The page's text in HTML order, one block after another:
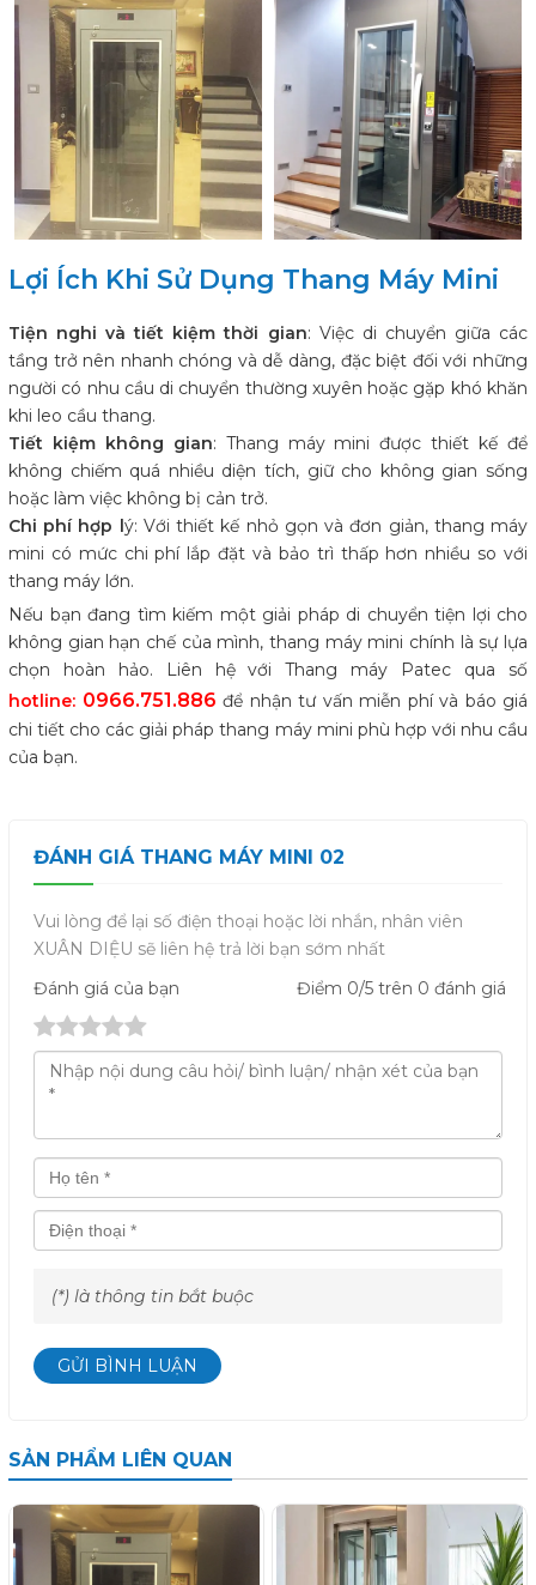
Lợi Ích Khi Sử Dụng Thang Máy Mini
Tiện nghi và tiết kiệm thời gian: Việc di chuyển giữa các
tầng trở nên nhanh chóng và dễ dàng, đặc biệt đối với những
người có nhu cầu di chuyển thường xuyên hoặc gặp khó khăn
khi leo cầu thang.
Tiết kiệm không gian: Thang máy mini được thiết kế để
không chiếm quá nhiều diện tích, giữ cho không gian sống
hoặc làm việc không bị cản trở.
Chi phí hợp l ý: Với thiết kế nhỏ gọn và đơn giản, thang máy
mini có mức chi phí lắp đặt và bảo trì thấp hơn nhiều so với
thang máy lớn.
Nếu bạn đang tìm kiếm một giải pháp di chuyển tiện lợi cho
không gian hạn chế của mình, thang máy mini chính là sự lựa
chọn hoàn hảo. Liên hệ với Thang máy Patec qua số
hotline: 0966.751.886 để nhận tư vấn miễn phí và báo giá
chi tiết cho các giải pháp thang máy mini phù hợp với nhu cầu
của bạn.
ĐÁNH GIÁ THANG MÁY MINI 02
Vui lòng để lại số điện thoại hoặc lời nhắn, nhân viên
XUÂN DIỆU sẽ liên hệ trả lời bạn sớm nhất
Đánh giá của bạn Điểm 0/5 trên 0 đánh giá
(*) là thông tin bắt buộc
GỬI BÌNH LUẬN
SẢN PHẨM LIÊN QUAN